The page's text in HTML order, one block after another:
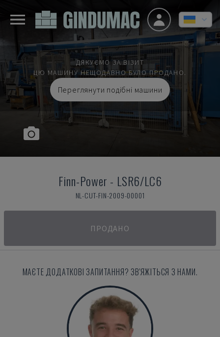
ДЯКУЄМО ЗА ВІЗИТ
ЦЮ МАШИНУ НЕЩОДАВНО БУЛО ПРОДАНО.
Переглянути подібні машини
Finn-Power - LSR6/LC6
NL-CUT-FIN-2009-00001
ПРОДАНО
МАЄТЕ ДОДАТКОВІ ЗАПИТАННЯ? ЗВ'ЯЖІТЬСЯ З НАМИ.